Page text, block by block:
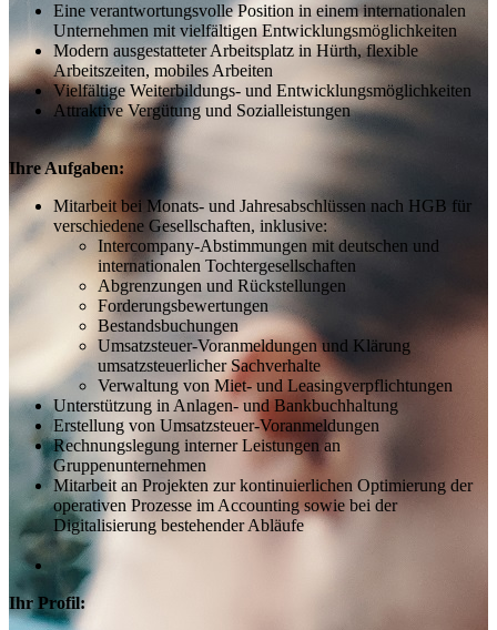
Eine verantwortungsvolle Position in einem internationalen
Unternehmen mit vielfältigen Entwicklungsmöglichkeiten
Modern ausgestatteter Arbeitsplatz in Hürth, flexible
Arbeitszeiten, mobiles Arbeiten
Vielfältige Weiterbildungs- und Entwicklungsmöglichkeiten
Attraktive Vergütung und Sozialleistungen
Ihre Aufgaben:
Mitarbeit bei Monats- und Jahresabschlüssen nach HGB für
verschiedene Gesellschaften, inklusive:
Intercompany-Abstimmungen mit deutschen und
internationalen Tochtergesellschaften
Abgrenzungen und Rückstellungen
Forderungsbewertungen
Bestandsbuchungen
Umsatzsteuer-Voranmeldungen und Klärung
umsatzsteuerlicher Sachverhalte
Verwaltung von Miet- und Leasingverpflichtungen
Unterstützung in Anlagen- und Bankbuchhaltung
Erstellung von Umsatzsteuer-Voranmeldungen
Rechnungslegung interner Leistungen an
Gruppenunternehmen
Mitarbeit an Projekten zur kontinuierlichen Optimierung der
operativen Prozesse im Accounting sowie bei der
Digitalisierung bestehender Abläufe
Ihr Profil: